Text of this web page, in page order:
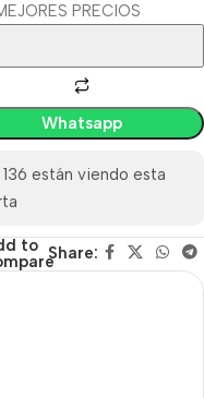
PRECIOS
Whatsapp
136 están viendo esta
to Share: